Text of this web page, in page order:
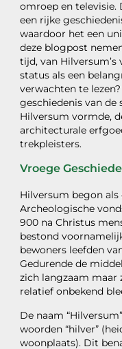
omroep en televisie.
een rijke
waardoor het een
deze blogpost
tijd, van
status als een
verwachten te
geschiedenis van de
Hilversum vormde,
architecturale
trekpleisters.
Vroege
Hilversum begon als
Archeologische
900 na Christus
bestond
bewoners leefden
Gedurende de
zich langzaam maar
relatief onbekend
De naam
woorden “hilver”
woonplaats). Dit